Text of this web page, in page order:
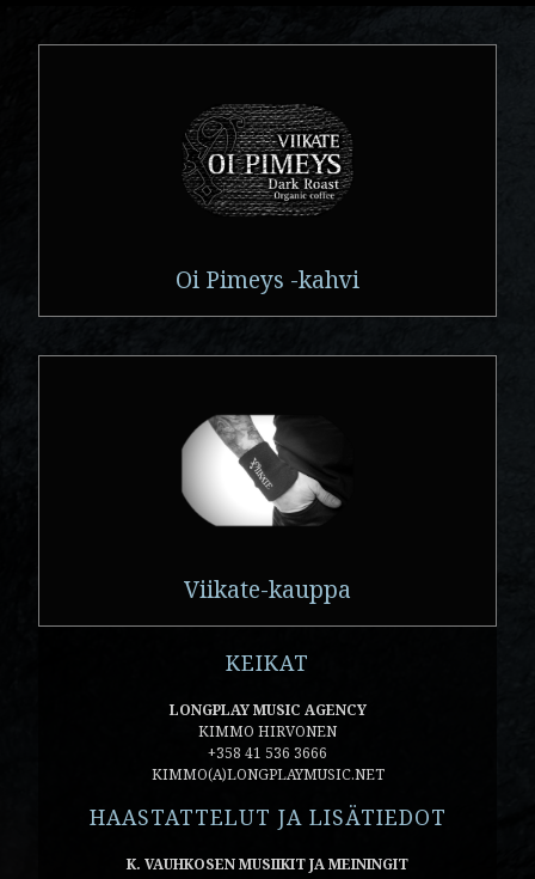
Oi Pimeys -kahvi
Viikate-kauppa
KEIKAT
LONGPLAY MUSIC AGENCY
KIMMO HIRVONEN
+358 41 536 3666
KIMMO(A)LONGPLAYMUSIC.NET
HAASTATTELUT JA LISÄTIEDOT
K. VAUHKOSEN MUSIIKIT JA MEININGIT